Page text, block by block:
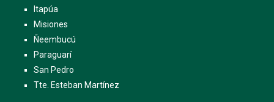
Itapúa
Misiones
Ñeembucú
Paraguarí
San Pedro
Tte. Esteban Martínez